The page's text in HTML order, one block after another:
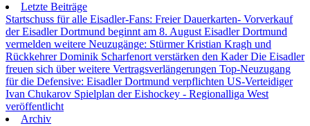
Letzte Beiträge
Startschuss für alle Eisadler-Fans: Freier Dauerkarten- Vorverkauf
der Eisadler Dortmund beginnt am 8. August Eisadler Dortmund
vermelden weitere Neuzugänge: Stürmer Kristian Kragh und
Rückkehrer Dominik Scharfenort verstärken den KaderDie Eisadler
freuen sich über weitere Vertragsverlängerungen Top-Neuzugang
für die Defensive: Eisadler Dortmund verpflichten US-Verteidiger
Ivan Chukarov Spielplan der Eishockey - Regionalliga West
veröffentlicht
Archiv